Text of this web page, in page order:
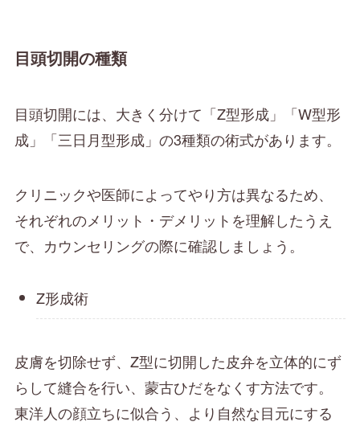
目頭切開の種類
目頭切開には、大きく分けて「Z型形成」「W型形
成」「三日月型形成」の3種類の術式があります。
クリニックや医師によってやり方は異なるため、
それぞれのメリット・デメリットを理解したうえ
で、カウンセリングの際に確認しましょう。
Z形成術
皮膚を切除せず、Z型に切開した皮弁を立体的にず
らして縫合を行い、蒙古ひだをなくす方法です。
東洋人の顔立ちに似合う、より自然な目元にする